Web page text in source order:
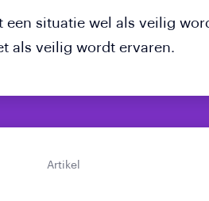
een situatie wel als veilig
als veilig wordt ervaren.
Artikel